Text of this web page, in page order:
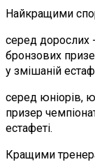
Найкращими
серед дорослих
бронзових
у змішаній
серед юніорів,
призер
естафеті.
Кращими